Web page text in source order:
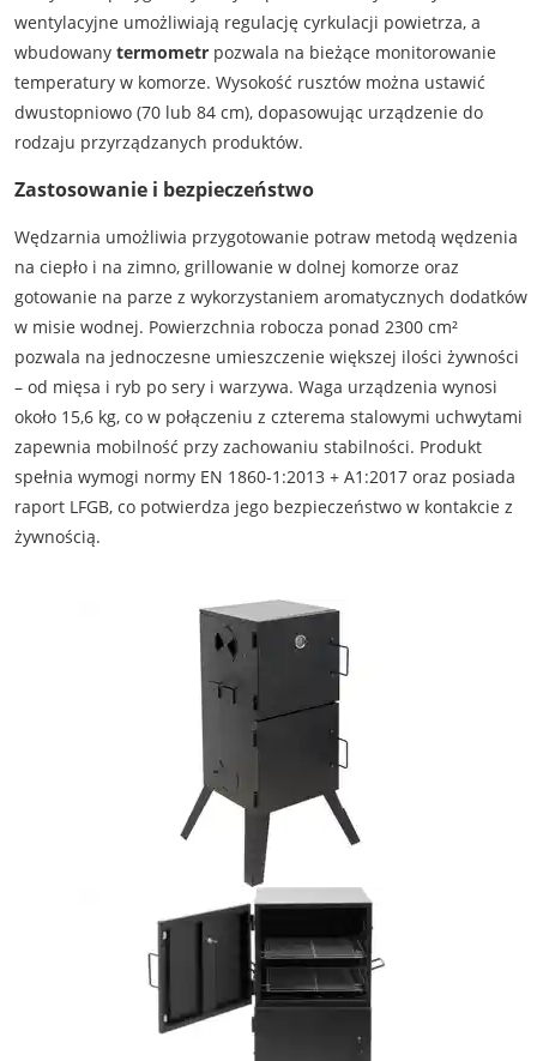
wentylacyjne umożliwiają regulację cyrkulacji powietrza, a
wbudowany termometrpozwala na bieżące monitorowanie
temperatury w komorze. Wysokość rusztów można ustawić
dwustopniowo (70 lub 84 cm), dopasowując urządzenie do
rodzaju przyrządzanych produktów.
Zastosowanie i bezpieczeństwo
Wędzarnia umożliwia przygotowanie potraw metodą wędzenia
na ciepło i na zimno, grillowanie w dolnej komorze oraz
gotowanie na parze z wykorzystaniem aromatycznych dodatków
w misie wodnej. Powierzchnia robocza ponad 2300 cm²
pozwala na jednoczesne umieszczenie większej ilości żywności
– od mięsa i ryb po sery i warzywa. Waga urządzenia wynosi
około 15,6 kg, co w połączeniu z czterema stalowymi uchwytami
zapewnia mobilność przy zachowaniu stabilności. Produkt
spełnia wymogi normy EN 1860-1:2013 + A1:2017 oraz posiada
raport LFGB, co potwierdza jego bezpieczeństwo w kontakcie z
żywnością.